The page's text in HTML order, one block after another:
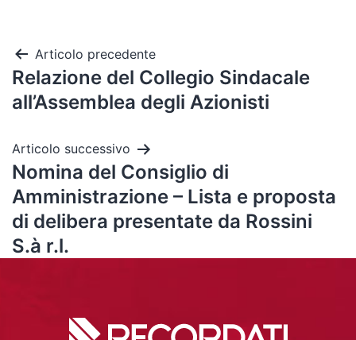
Articolo precedente
Relazione del Collegio Sindacale
all’Assemblea degli Azionisti
Articolo successivo
Nomina del Consiglio di
Amministrazione – Lista e proposta
di delibera presentate da Rossini
S.à r.l.